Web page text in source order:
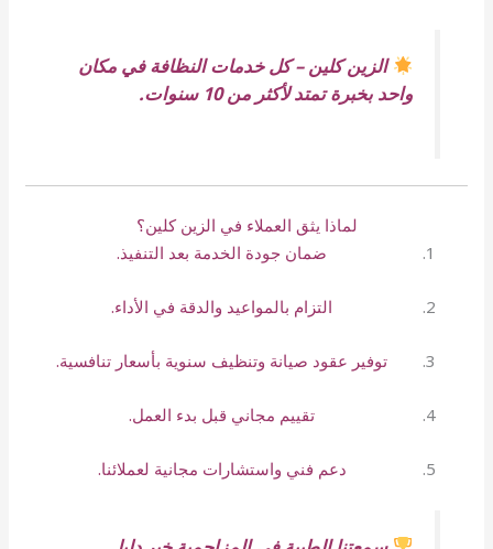
الزين كلين – كل خدمات النظافة في مكان
واحد بخبرة تمتد لأكثر من 10 سنوات.
لماذا يثق العملاء في الزين كلين؟
ضمان جودة الخدمة بعد التنفيذ.
التزام بالمواعيد والدقة في الأداء.
توفير عقود صيانة وتنظيف سنوية بأسعار تنافسية.
تقييم مجاني قبل بدء العمل.
دعم فني واستشارات مجانية لعملائنا.